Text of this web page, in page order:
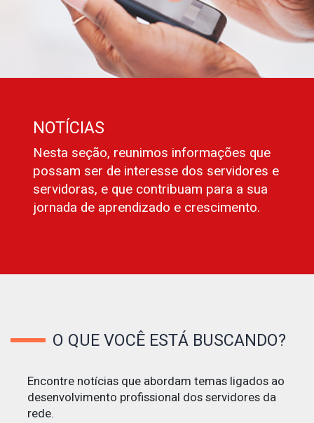
NOTÍCIAS
Nesta seção, reunimos informações que
possam ser de interesse dos servidores e
servidoras, e que contribuam para a sua
jornada de aprendizado e crescimento.
O QUE VOCÊ ESTÁ BUSCANDO?
Encontre notícias que abordam temas ligados ao
desenvolvimento profissional dos servidores da
rede.